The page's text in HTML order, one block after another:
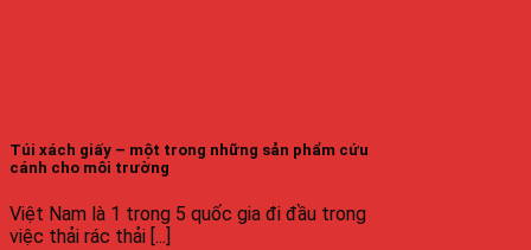
Túi xách giấy – một trong những sản phẩm cứu
cánh cho môi trường
Việt Nam là 1 trong 5 quốc gia đi đầu trong
việc thải rác thải [...]